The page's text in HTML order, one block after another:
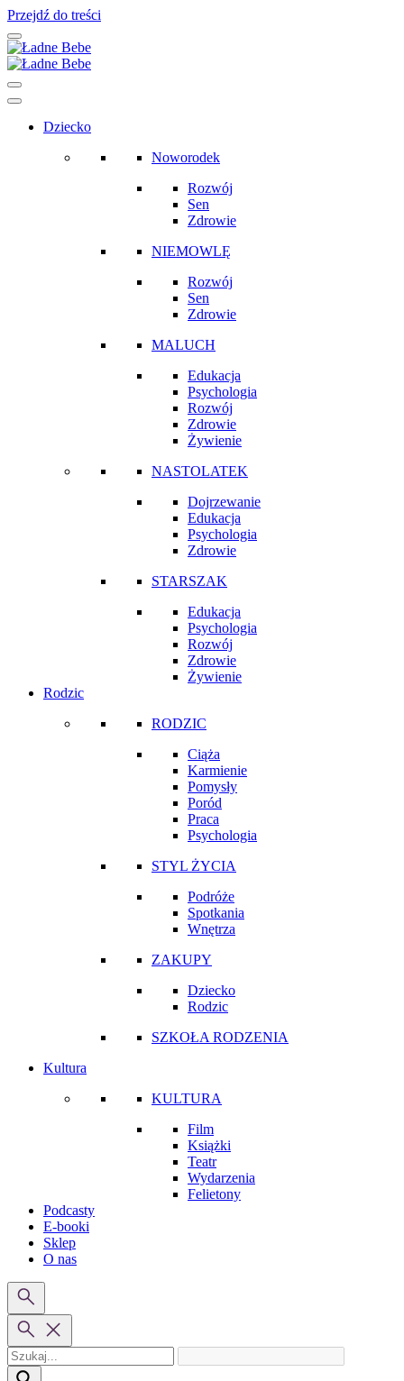
Przejdź do treści
Main
Navigation
Dziecko
Noworodek
Rozwój
Sen
Zdrowie
NIEMOWLĘ
Rozwój
Sen
Zdrowie
MALUCH
Edukacja
Psychologia
Rozwój
Zdrowie
Żywienie
NASTOLATEK
Dojrzewanie
Edukacja
Psychologia
Zdrowie
STARSZAK
Edukacja
Psychologia
Rozwój
Zdrowie
Żywienie
Rodzic
RODZIC
Ciąża
Karmienie
Pomysły
Poród
Praca
Psychologia
STYL ŻYCIA
Podróże
Spotkania
Wnętrza
ZAKUPY
Dziecko
Rodzic
SZKOŁA RODZENIA
Kultura
KULTURA
Film
Książki
Teatr
Wydarzenia
Felietony
Podcasty
E-booki
Sklep
O nas